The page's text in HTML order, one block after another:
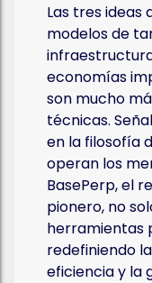
Las tres ideas
modelos de
economías
son mucho
técnicas.
en la filosofía
operan los
BasePerp, el
pionero, no
herramientas
redefiniendo
eficiencia y la